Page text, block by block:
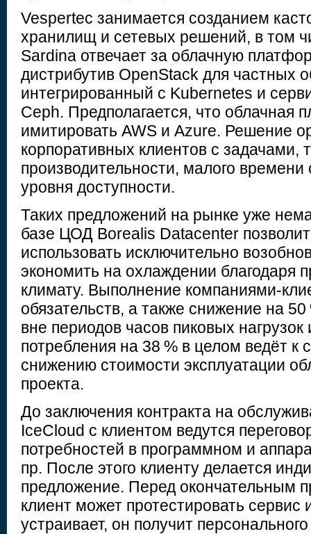
Vespertec занимается созданием
хранилищ и сетевых решений, в том
Sardina отвечает за облачную
дистрибутив OpenStack для частных
интегрированный с Kubernetes и
Ceph. Предполагается, что облачная
имитировать AWS и Azure. Решение
корпоративных клиентов с
производительности, малого времени
уровня доступности.
Таких предложений на рынке уже
базе ЦОД Borealis Datacenter
использовать исключительно
экономить на охлаждении благодаря
климату. Выполнение компаниями-
обязательств, а также снижение на
вне периодов часов пиковых
потребления на 38 % в целом ведёт к
снижению стоимости эксплуатации
проекта.
До заключения контракта на
IceCloud с клиентом ведутся
потребностей в программном и
пр. После этого клиенту делается
предложение. Перед окончательным
клиент может протестировать сервис
устраивает, он получит